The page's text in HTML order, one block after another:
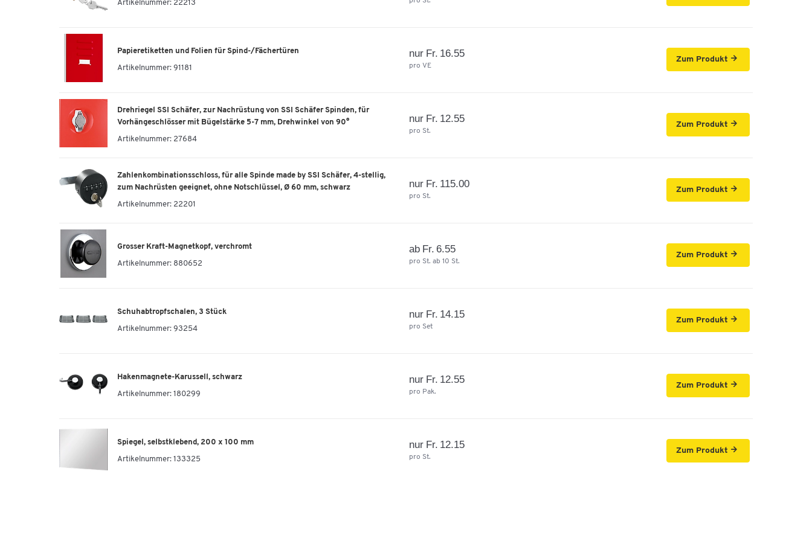
Artikelnummer: 22213
Papieretiketten und Folien für Spind-/Fächertüren
Artikelnummer: 91181
nur Fr. 16.55
pro VE
Zum Produkt
Drehriegel SSI Schäfer, zur Nachrüstung von SSI Schäfer Spinden, für
Vorhängeschlösser mit Bügelstärke 5-7 mm, Drehwinkel von 90°
Artikelnummer: 27684
nur Fr. 12.55
pro St.
Zum Produkt
Zahlenkombinationsschloss, für alle Spinde made by SSI Schäfer, 4-stellig,
zum Nachrüsten geeignet, ohne Notschlüssel, Ø 60 mm, schwarz
Artikelnummer: 22201
nur Fr. 115.00
pro St.
Zum Produkt
Grosser Kraft-Magnetkopf, verchromt
Artikelnummer: 880652
ab Fr. 6.55
pro St. ab 10 St.
Zum Produkt
Schuhabtropfschalen, 3 Stück
Artikelnummer: 93254
nur Fr. 14.15
pro Set
Zum Produkt
Hakenmagnete-Karussell, schwarz
Artikelnummer: 180299
nur Fr. 12.55
pro Pak.
Zum Produkt
Spiegel, selbstklebend, 200 x 100 mm
Artikelnummer: 133325
nur Fr. 12.15
pro St.
Zum Produkt